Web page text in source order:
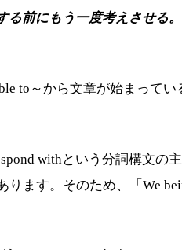
前にもう一度考えさせる
to～から文章が始まって
withという分詞構文の
ます。そのため、「We